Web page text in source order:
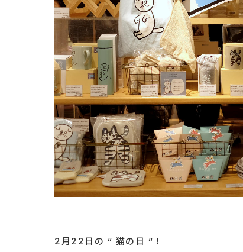
2月22日の “ 猫の日 “！